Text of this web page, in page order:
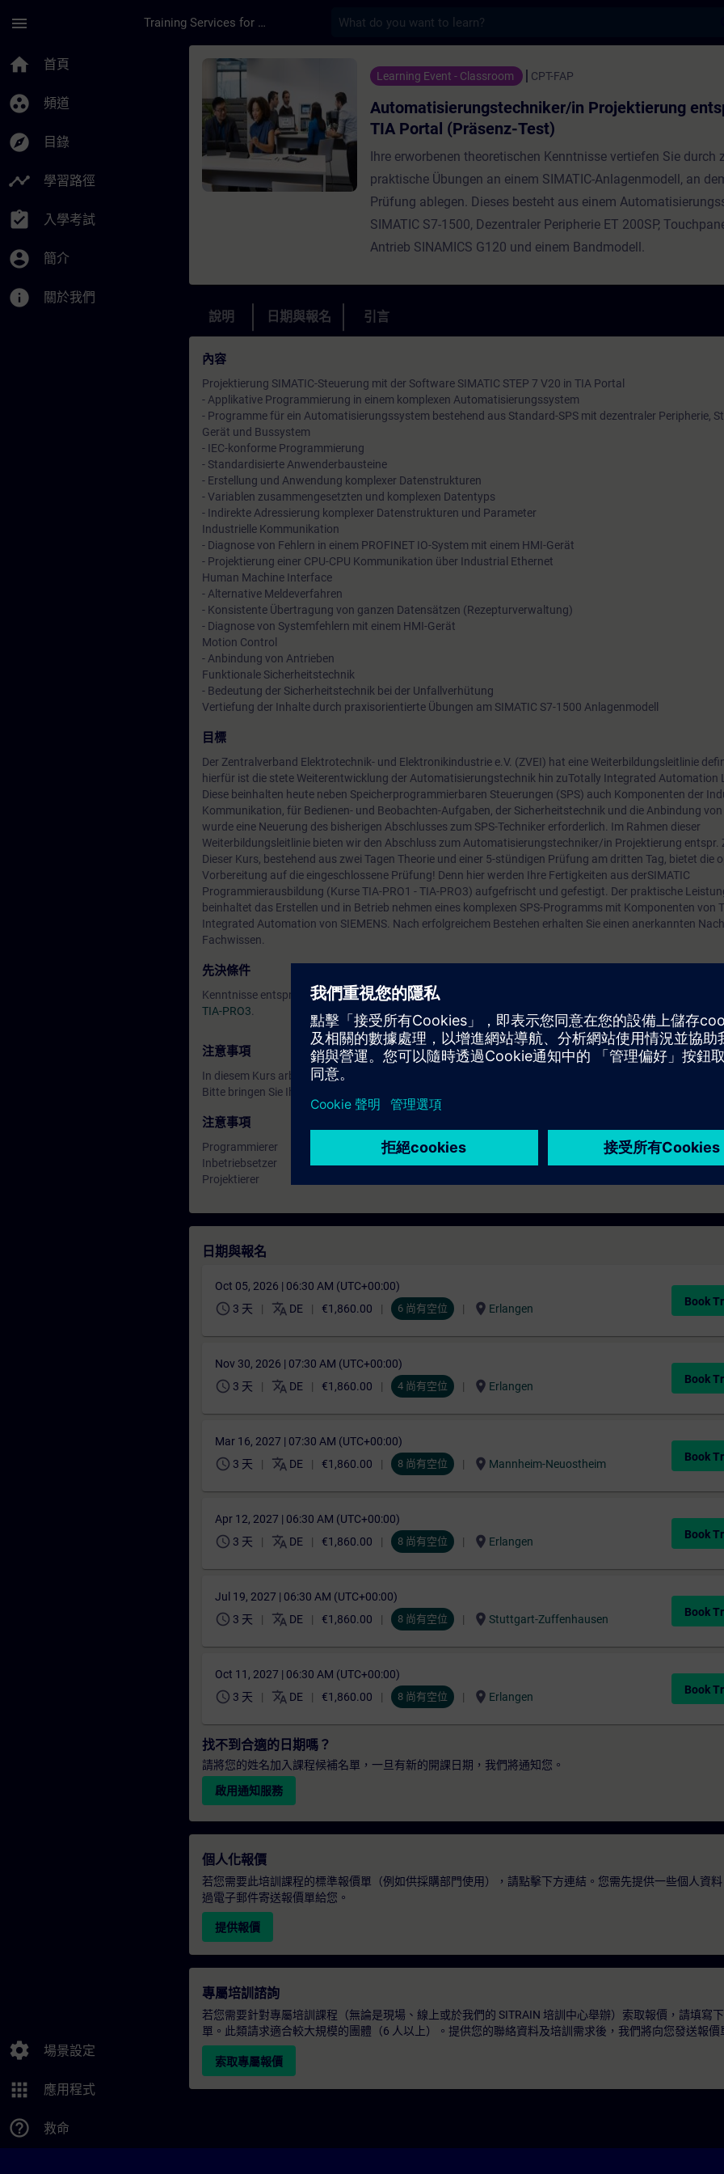
menu Training Services for Digital Industries
home 首頁
group_work 頻道
explore 目錄
timeline 學習路徑
assignment_turned_in 入學考試
account_circle 簡介
info 關於我們
settings 場景設定
apps 應用程式
help_outline 救命
課程 - Automatisierungstechniker/in Projektierung entspr.
Learning Event - Classroom CPT-FAP
Automatisierungstechniker/in Projektierung
TIA Portal (Präsenz-Test)
Ihre erworbenen theoretischen Kenntnisse vertiefen Sie durch
praktische Übungen an einem SIMATIC-Anlagenmodell, an
Prüfung ablegen. Dieses besteht aus einem
SIMATIC S7-1500, Dezentraler Peripherie ET 200SP,
Antrieb SINAMICS G120 und einem Bandmodell.
說明 日期與報名 引言
內容
Projektierung SIMATIC-Steuerung mit der Software SIMATIC STEP 7 V20 in TIA Portal
- Applikative Programmierung in einem komplexen Automatisierungssystem
- Programme für ein Automatisierungssystem bestehend aus Standard-SPS mit dezentraler Peripherie,
Gerät und Bussystem
- IEC-konforme Programmierung
- Standardisierte Anwenderbausteine
- Erstellung und Anwendung komplexer Datenstrukturen
- Variablen zusammengesetzten und komplexen Datentyps
- Indirekte Adressierung komplexer Datenstrukturen und Parameter
Industrielle Kommunikation
- Diagnose von Fehlern in einem PROFINET IO-System mit einem HMI-Gerät
- Projektierung einer CPU-CPU Kommunikation über Industrial Ethernet
Human Machine Interface
- Alternative Meldeverfahren
- Konsistente Übertragung von ganzen Datensätzen (Rezepturverwaltung)
- Diagnose von Systemfehlern mit einem HMI-Gerät
Motion Control
- Anbindung von Antrieben
Funktionale Sicherheitstechnik
- Bedeutung der Sicherheitstechnik bei der Unfallverhütung
Vertiefung der Inhalte durch praxisorientierte Übungen am SIMATIC S7-1500 Anlagenmodell
目標
Der Zentralverband Elektrotechnik- und Elektronikindustrie e.V. (ZVEI) hat eine Weiterbildungsleitlinie
hierfür ist die stete Weiterentwicklung der Automatisierungstechnik hin zuTotally Integrated Automation
Diese beinhalten heute neben Speicherprogrammierbaren Steuerungen (SPS) auch Komponenten der
Kommunikation, für Bedienen- und Beobachten-Aufgaben, der Sicherheitstechnik und die Anbindung
wurde eine Neuerung des bisherigen Abschlusses zum SPS-Techniker erforderlich. Im Rahmen dieser
Weiterbildungsleitlinie bieten wir den Abschluss zum Automatisierungstechniker/in Projektierung entspr.
Dieser Kurs, bestehend aus zwei Tagen Theorie und einer 5-stündigen Prüfung am dritten Tag, bietet die
Vorbereitung auf die eingeschlossene Prüfung! Denn hier werden Ihre Fertigkeiten aus derSIMATIC
Programmierausbildung (Kurse TIA-PRO1 - TIA-PRO3) aufgefrischt und gefestigt. Der praktische
beinhaltet das Erstellen und in Betrieb nehmen eines komplexen SPS-Programms mit Komponenten von
Integrated Automation von SIEMENS. Nach erfolgreichem Bestehen erhalten Sie einen anerkannten
Fachwissen.
先決條件
Kenntnisse entsprechend des Kurses
TIA-PRO3
注意事項
In diesem Kurs arbeiten Sie mit der Software SIMATIC STEP 7 auf Basis TIA Portal
Bitte bringen Sie Ihre TIA-PRO1 bis TIA-PRO3 Kursunterlagen zum Training mit.
注意事項
Programmierer
Inbetriebsetzer
Projektierer
日期與報名
Oct 05, 2026 | 06:30 AM (UTC+00:00)
schedule 3 天 translate DE €1,860.00 6 尚有空位 location_on Erlangen
Book
Nov 30, 2026 | 07:30 AM (UTC+00:00)
schedule 3 天 translate DE €1,860.00 4 尚有空位 location_on Erlangen
Book
Mar 16, 2027 | 07:30 AM (UTC+00:00)
schedule 3 天 translate DE €1,860.00 8 尚有空位 location_on Mannheim-Neuostheim
Book
Apr 12, 2027 | 06:30 AM (UTC+00:00)
schedule 3 天 translate DE €1,860.00 8 尚有空位 location_on Erlangen
Book
Jul 19, 2027 | 06:30 AM (UTC+00:00)
schedule 3 天 translate DE €1,860.00 8 尚有空位 location_on Stuttgart-Zuffenhausen
Book
Oct 11, 2027 | 06:30 AM (UTC+00:00)
schedule 3 天 translate DE €1,860.00 8 尚有空位 location_on Erlangen
Book
找不到合適的日期嗎？
請將您的姓名加入課程候補名單，一旦有新的開課日期，我們將通知您。
啟用通知服務
個人化報價
若您需要此培訓課程的標準報價單（例如供採購部門使用），請點擊下方連結。您需先提供一些個人資
過電子郵件寄送報價單給您。
提供報價
專屬培訓諮詢
若您需要針對專屬培訓課程（無論是現場、線上或於我們的 SITRAIN 培訓中心舉辦）索取報價，請填寫
單。此類請求適合較大規模的團體（6 人以上）。提供您的聯絡資料及培訓需求後，我們將向您發送報價
索取專屬報價